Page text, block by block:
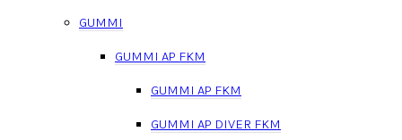
GUMMI
GUMMI AP FKM
GUMMI AP FKM
GUMMI AP DIVER FKM